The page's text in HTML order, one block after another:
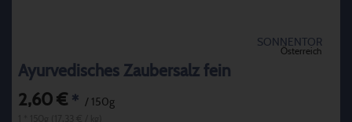
SONNENTOR
Österreich
Ayurvedisches Zaubersalz fein
2,60 € * / 150g